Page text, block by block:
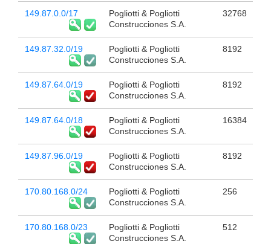
149.87.0.0/17
Pogliotti & Pogliotti
Construcciones S.A.
32768
149.87.32.0/19
Pogliotti & Pogliotti
Construcciones S.A.
8192
149.87.64.0/19
Pogliotti & Pogliotti
Construcciones S.A.
8192
149.87.64.0/18
Pogliotti & Pogliotti
Construcciones S.A.
16384
149.87.96.0/19
Pogliotti & Pogliotti
Construcciones S.A.
8192
170.80.168.0/24
Pogliotti & Pogliotti
Construcciones S.A.
256
170.80.168.0/23
Pogliotti & Pogliotti
Construcciones S.A.
512